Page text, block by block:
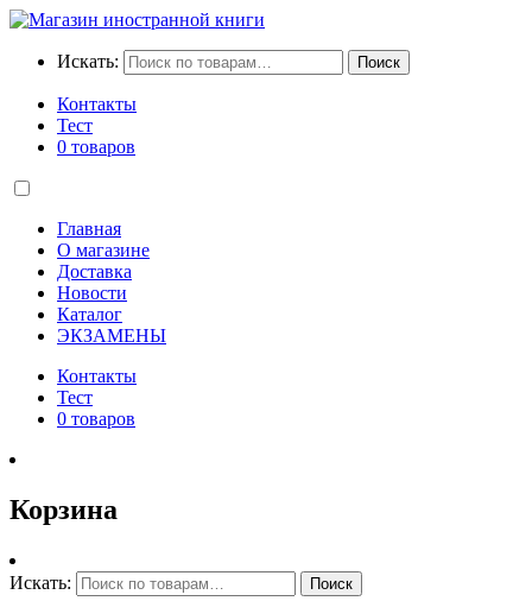
Искать: Поиск
Контакты
Тест
0 товаров
Главная
О магазине
Доставка
Новости
Каталог
ЭКЗАМЕНЫ
Контакты
Тест
0 товаров
Корзина
Искать: Поиск